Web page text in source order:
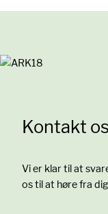
Kontakt
Vi er klar til at
os til at høre fra